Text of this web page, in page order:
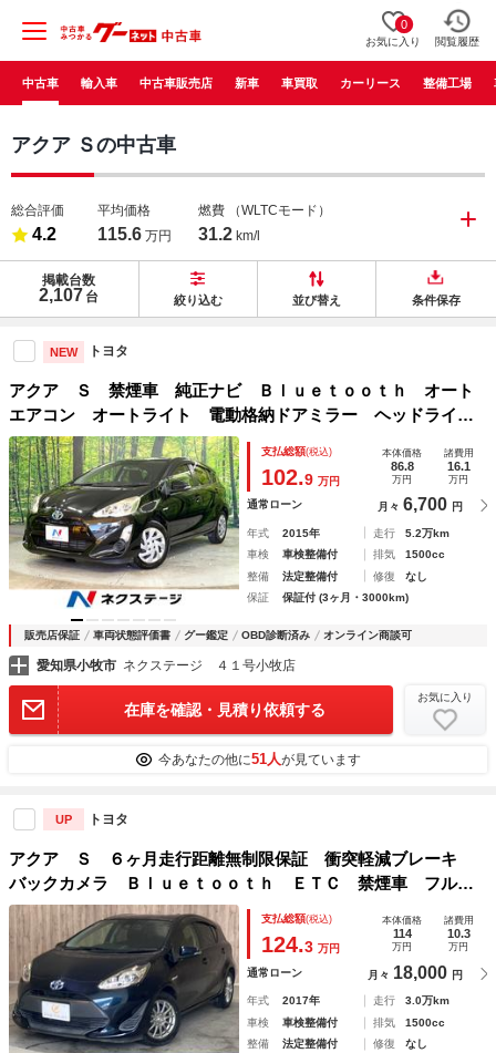
0
お気に入り 閲覧履歴
中古車 輸入車 中古車販売店 新車 車買取 カーリース 整備工場
アクア Ｓの中古車
総合評価
4.2
平均価格
115.6 万円
燃費 （WLTCモード）
31.2 km/l
掲載台数
2,107 台 絞り込む 並び替え 条件保存
NEW トヨタ
アクア Ｓ 禁煙車 純正ナビ Ｂｌｕｅｔｏｏｔｈ オート
エアコン オートライト 電動格納ドアミラー ヘッドライト
レベライザー スマートキー
支払総額(税込)
102.9 万円
本体価格
86.8
万円
諸費用
16.1
万円
通常ローン 月々 6,700 円
年式 2015年 走行
5.2万km
車検
車検整備付 排気
1500cc
整備
法定整備付 修復
なし
保証
保証付 (3ヶ月・3000km)
販売店保証 車両状態評価書 グー鑑定 OBD診断済み オンライン商談可
愛知県小牧市 ネクステージ ４１号小牧店
在庫を確認・見積り依頼する
お気に入り
今あなたの他に51人が見ています
UP トヨタ
アクア Ｓ ６ヶ月走行距離無制限保証 衝突軽減ブレーキ
バックカメラ Ｂｌｕｅｔｏｏｔｈ ＥＴＣ 禁煙車 フルセ
グＴＶ ミュージックサーバー 盗難防止装置 オートハイビ
ーム スマートキー ＣＤ・ＤＶＤ再生
支払総額(税込)
124.3 万円
本体価格
114
万円
諸費用
10.3
万円
通常ローン 月々 18,000 円
年式 2017年 走行
3.0万km
車検
車検整備付 排気
1500cc
整備
法定整備付 修復
なし